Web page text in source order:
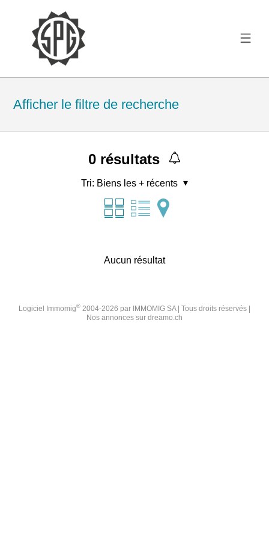
Afficher le filtre de recherche
0résultats
Tri: Biens les + récents
Aucun résultat
Logiciel Immomig® 2004-2026 par IMMOMIG SA | Tous droits réservés |
Nos annonces sur dreamo.ch